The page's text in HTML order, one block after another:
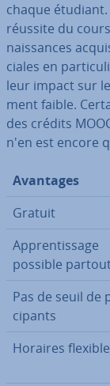
chaque
réussite du
nais­sances
ciales en
leur impact sur
ment faible.
des crédits
n'en est encore
Avantages
Gratuit
Ap­pren­tis­sage
possible
Pas de seuil
ci­pants
Horaires